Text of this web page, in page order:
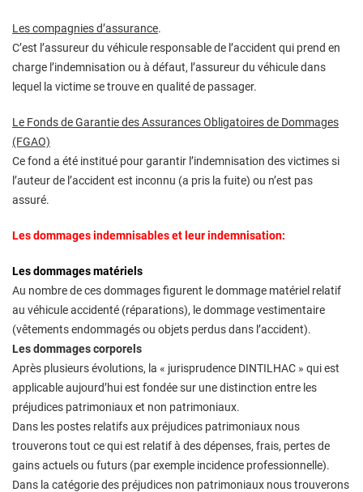
Les compagnies d’assurance.
C’est l’assureur du véhicule responsable de l’accident qui prend en
charge l’indemnisation ou à défaut, l’assureur du véhicule dans
lequel la victime se trouve en qualité de passager.
Le Fonds de Garantie des Assurances Obligatoires de Dommages
(FGAO)
Ce fond a été institué pour garantir l’indemnisation des victimes si
l’auteur de l’accident est inconnu (a pris la fuite) ou n’est pas
assuré.
Les dommages indemnisables et leur indemnisation:
Les dommages matériels
Au nombre de ces dommages figurent le dommage matériel relatif
au véhicule accidenté (réparations), le dommage vestimentaire
(vêtements endommagés ou objets perdus dans l’accident).
Les dommages corporels
Après plusieurs évolutions, la « jurisprudence DINTILHAC » qui est
applicable aujourd’hui est fondée sur une distinction entre les
préjudices patrimoniaux et non patrimoniaux.
Dans les postes relatifs aux préjudices patrimoniaux nous
trouverons tout ce qui est relatif à des dépenses, frais, pertes de
gains actuels ou futurs (par exemple incidence professionnelle).
Dans la catégorie des préjudices non patrimoniaux nous trouverons